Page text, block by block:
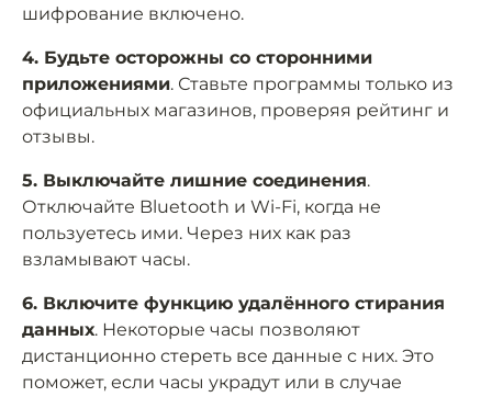
шифрование включено.
4. Будьте осторожны со сторонними
приложениями. Ставьте программы только из
официальных магазинов, проверяя рейтинг и
отзывы.
5. Выключайте лишние соединения.
Отключайте Bluetooth и Wi-Fi, когда не
пользуетесь ими. Через них как раз
взламывают часы.
6. Включите функцию удалённого стирания
данных. Некоторые часы позволяют
дистанционно стереть все данные с них. Это
поможет, если часы украдут или в случае